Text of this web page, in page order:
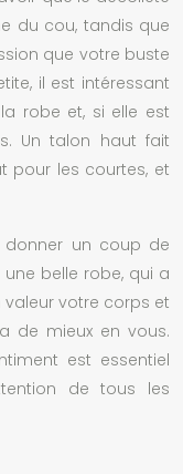
du cou, tandis que
que votre buste
il est intéressant
robe et, si elle est
Un talon haut fait
pour les courtes, et
donner un coup de
belle robe, qui a
votre corps et
de mieux en vous.
est essentiel
de tous les